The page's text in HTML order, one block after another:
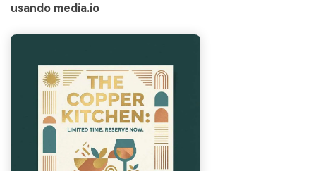
usando media.io